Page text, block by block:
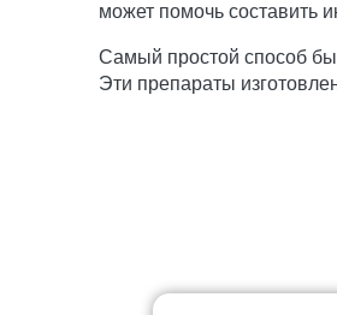
может помочь составить
Самый простой способ
Эти препараты